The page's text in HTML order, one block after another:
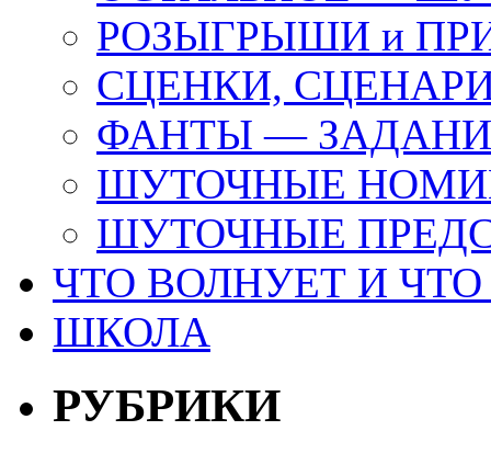
РОЗЫГРЫШИ и
СЦЕНКИ,
ФАНТЫ —
ШУТОЧНЫЕ
ШУТОЧНЫЕ
ЧТО ВОЛНУЕТ И ЧТО
ШКОЛА
РУБРИКИ